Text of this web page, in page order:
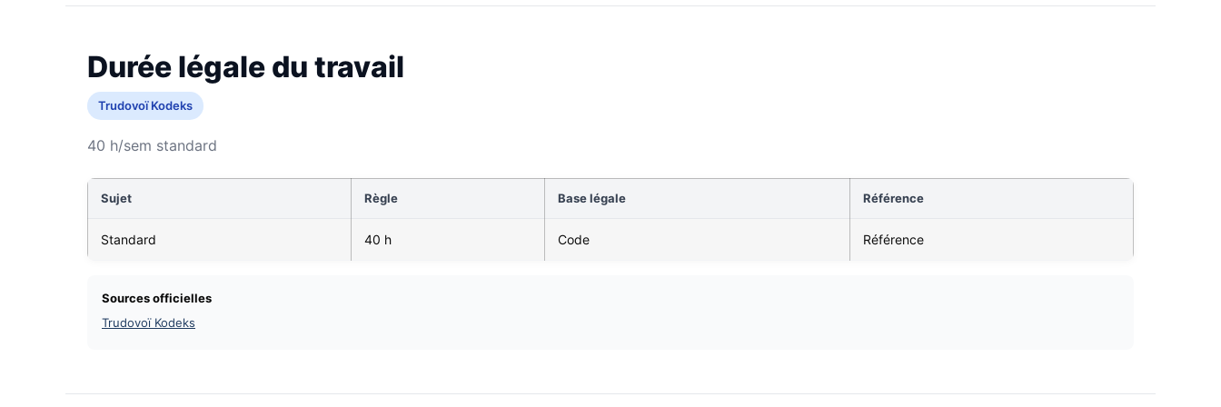
Durée légale du travail
Trudovoï Kodeks
40 h/sem standard
Sujet Règle Base légale Référence
Standard 40 h Code Référence
Sources officielles
Trudovoï Kodeks